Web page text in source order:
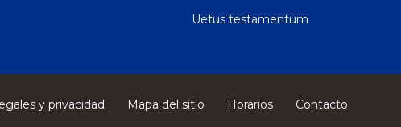
Uetus testamentum
y privacidad Mapa del sitio Horarios
Contacto